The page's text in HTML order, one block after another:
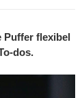
Puffer flexibel
dos.